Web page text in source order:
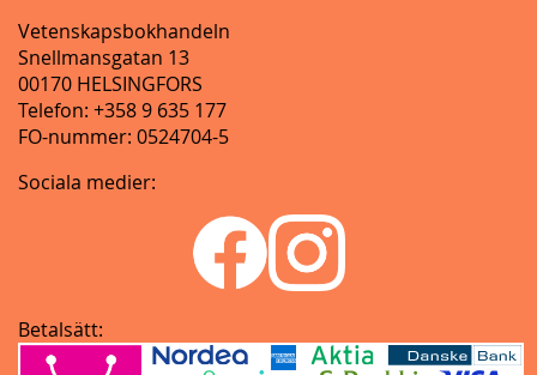
Vetenskapsbokhandeln
Snellmansgatan 13
00170 HELSINGFORS
Telefon: +358 9 635 177
FO-nummer: 0524704-5
Sociala medier:
Betalsätt: